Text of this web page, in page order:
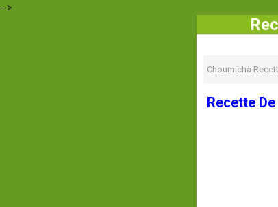
-->
Choumicha
Recette